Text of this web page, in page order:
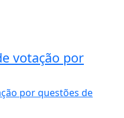
votação por